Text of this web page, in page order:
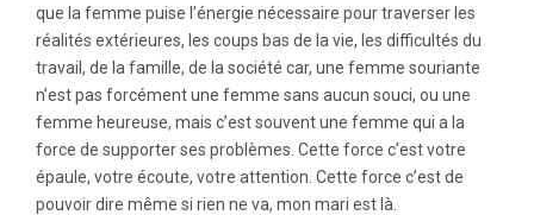
que la femme puise l’énergie nécessaire pour traverser les
réalités extérieures, les coups bas de la vie, les difficultés du
travail, de la famille, de la société car, une femme souriante
n’est pas forcément une femme sans aucun souci, ou une
femme heureuse, mais c’est souvent une femme qui a la
force de supporter ses problèmes. Cette force c’est votre
épaule, votre écoute, votre attention. Cette force c’est de
pouvoir dire même si rien ne va, mon mari est là.